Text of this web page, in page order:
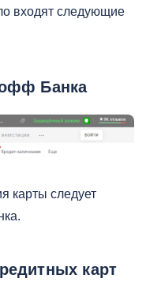
входят следующие
Банка
карты следует
карт